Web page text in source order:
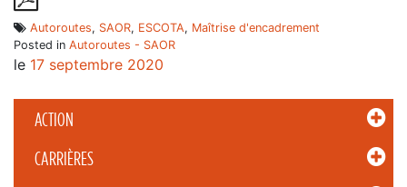
ACTION
CARRIÈRES
Autoroutes, SAOR, ESCOTA, Maîtrise d'encadrement
Posted in Autoroutes - SAOR
le 17 septembre 2020